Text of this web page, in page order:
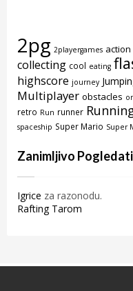
2pg 2playergames action
collecting cool eating
highscore journey
Multiplayer obstacles
retro Run runner
spaceship Super Mario Super
Zanimljivo Pogledati
Igrice za razonodu.
Rafting Tarom